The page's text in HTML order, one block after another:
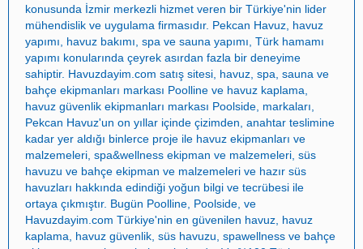
konusunda İzmir merkezli hizmet veren bir Türkiye'nin lider
mühendislik ve uygulama firmasıdır. Pekcan Havuz havuz
yapımı
havuz bakımı spa ve sauna yapımı Türk hamamı
yapımı konularında çeyrek asırdan fazla bir deneyime
sahiptir. Havuzdayim.com satış sitesi, havuz, spa, sauna ve
bahçe ekipmanları markası Poolline ve havuz kaplama,
havuz güvenlik ekipmanları markası Poolside , markaları,
Pekcan Havuz'un on yıllar içinde çizimden, anahtar teslimine
kadar yer aldığı binlerce proje ile havuz ekipmanları ve
malzemeleri spa&wellness ekipman ve malzemeleri süs
havuzu ve bahçe ekipman ve malzemeleri ve hazır süs
havuzları hakkında edindiği yoğun bilgi ve tecrübesi ile
ortaya çıkmıştır. Bugün Poolline Poolside , ve
Havuzdayim.com Türkiye'nin en güvenilen havuz havuz
kaplama
havuz güvenlik süs havuzu spawellness ve bahçe